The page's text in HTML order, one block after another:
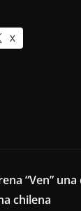
X
“Ven”
chilena